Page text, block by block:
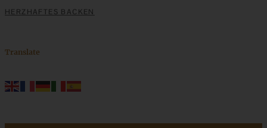
HERZHAFTES BACKEN
Translate